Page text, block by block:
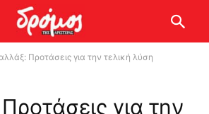
Προτάσεις για την τελική λύση
για την